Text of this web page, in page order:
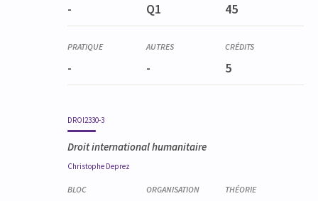
- Q1 45
- - 5
DROI2330-3
Droit international humanitaire
Christophe Deprez